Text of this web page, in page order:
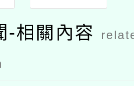
-相關內容